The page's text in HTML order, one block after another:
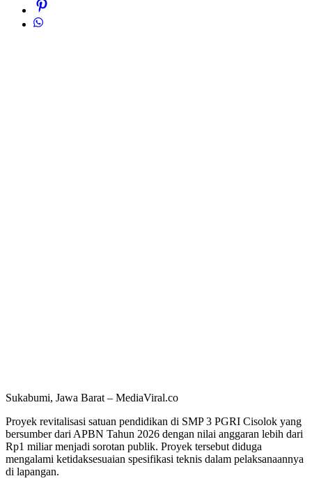
Sukabumi, Jawa Barat – MediaViral.co
Proyek revitalisasi satuan pendidikan di SMP 3 PGRI Cisolok yang
bersumber dari APBN Tahun 2026 dengan nilai anggaran lebih dari
Rp1 miliar menjadi sorotan publik. Proyek tersebut diduga
mengalami ketidaksesuaian spesifikasi teknis dalam pelaksanaannya
di lapangan.